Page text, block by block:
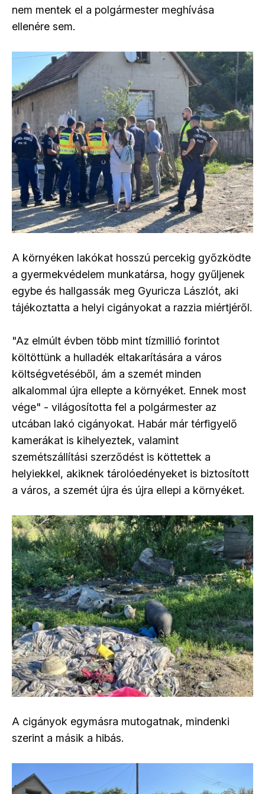
nem mentek el a polgármester meghívása
ellenére sem.
A környéken lakókat hosszú percekig győzködte
a gyermekvédelem munkatársa, hogy gyűljenek
egybe és hallgassák meg Gyuricza Lászlót, aki
tájékoztatta a helyi cigányokat a razzia miértjéről.
"Az elmúlt évben több mint tízmillió forintot
költöttünk a hulladék eltakarítására a város
költségvetéséből, ám a szemét minden
alkalommal újra ellepte a környéket. Ennek most
vége" - világosította fel a polgármester az
utcában lakó cigányokat. Habár már térfigyelő
kamerákat is kihelyeztek, valamint
szemétszállítási szerződést is köttettek a
helyiekkel, akiknek tárolóedényeket is biztosított
a város, a szemét újra és újra ellepi a környéket.
A cigányok egymásra mutogatnak, mindenki
szerint a másik a hibás.